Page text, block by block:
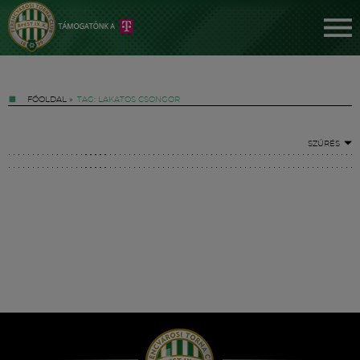
FŐOLDAL » TAG: LAKATOS CSONGOR
SZŰRÉS
Hírek